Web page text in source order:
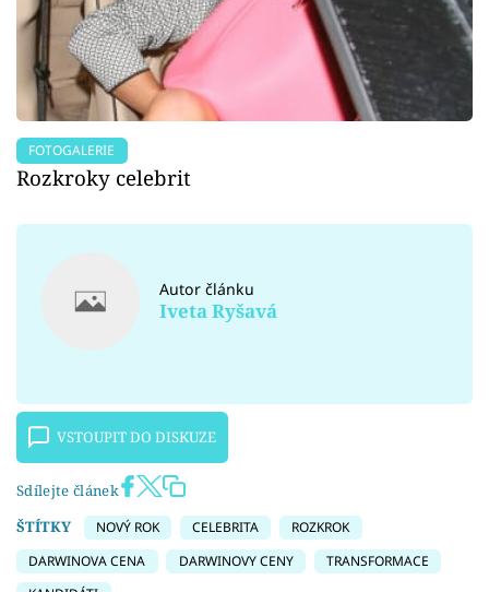
FOTOGALERIE
Rozkroky celebrit
Autor článku
Iveta Ryšavá
VSTOUPIT DO DISKUZE
Sdílejte článek
ŠTÍTKY
NOVÝ ROK CELEBRITA
ROZKROK
DARWINOVA CENA
DARWINOVY CENY
TRANSFORMACE